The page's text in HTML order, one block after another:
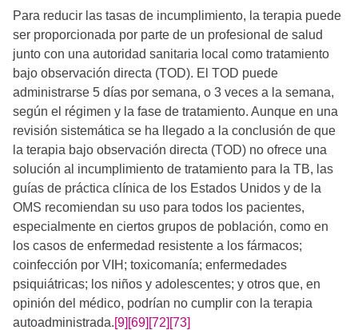
Para reducir las tasas de incumplimiento, la terapia puede
ser proporcionada por parte de un profesional de salud
junto con una autoridad sanitaria local como tratamiento
bajo observación directa (TOD). El TOD puede
administrarse 5 días por semana, o 3 veces a la semana,
según el régimen y la fase de tratamiento. Aunque en una
revisión sistemática se ha llegado a la conclusión de que
la terapia bajo observación directa (TOD) no ofrece una
solución al incumplimiento de tratamiento para la TB, las
guías de práctica clínica de los Estados Unidos y de la
OMS recomiendan su uso para todos los pacientes,
especialmente en ciertos grupos de población, como en
los casos de enfermedad resistente a los fármacos;
coinfección por VIH; toxicomanía; enfermedades
psiquiátricas; los niños y adolescentes; y otros que, en
opinión del médico, podrían no cumplir con la terapia
autoadministrada.[9] [69] [72] [73]